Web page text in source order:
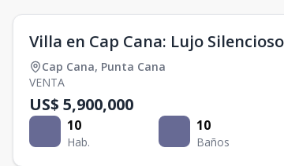
Villa en Cap Cana: Lujo
Cap Cana, Punta Cana
VENTA
US$ 5,900,000
10
Hab.
10
Baños